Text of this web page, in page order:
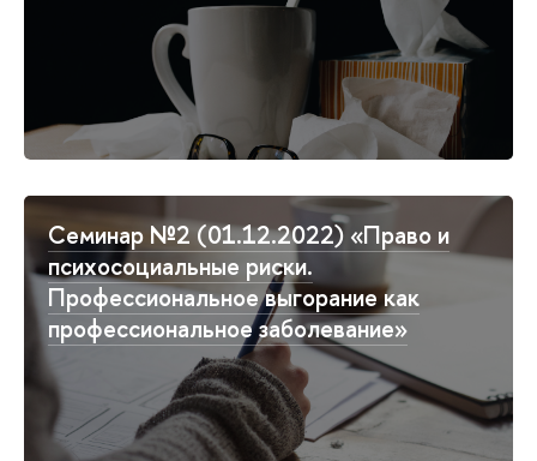
Семинар №2 (01.12.2022) «Право и
психосоциальные риски.
Профессиональное выгорание как
профессиональное заболевание»